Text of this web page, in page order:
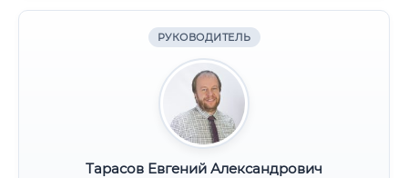
РУКОВОДИТЕЛЬ
Тарасов Евгений Александрович